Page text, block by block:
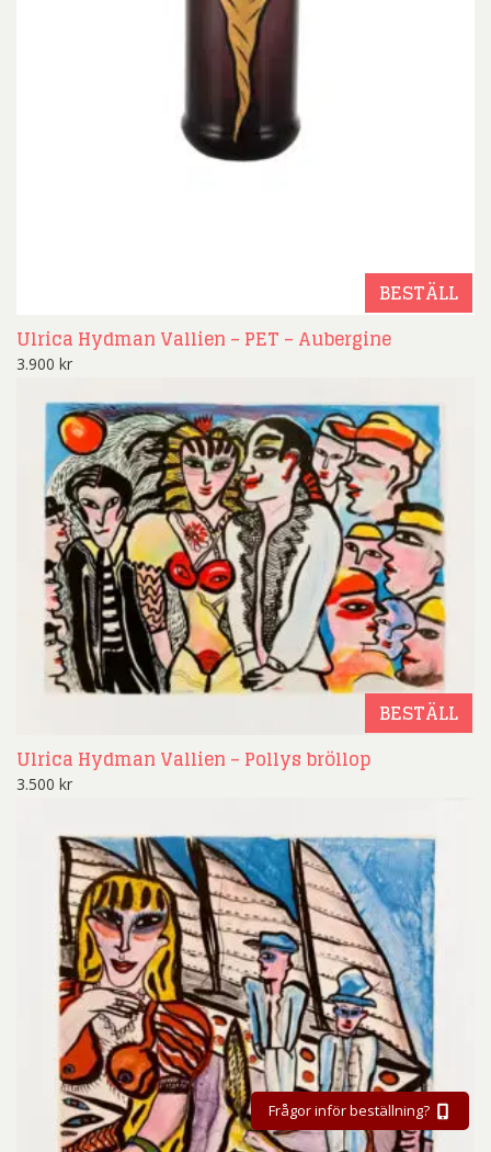
BESTÄLL
Ulrica Hydman Vallien – PET – Aubergine
3.900 kr
BESTÄLL
Ulrica Hydman Vallien – Pollys bröllop
3.500 kr
Frågor inför beställning?